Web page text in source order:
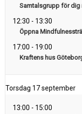
Samtalsgrupp för dig
12:30 - 13:30
Öppna
17:00 - 19:00
Kraftens hus
Torsdag 17 september
13:00 - 15:00